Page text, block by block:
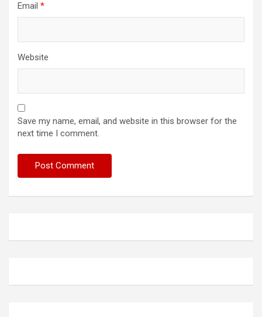
Email *
Website
Save my name, email, and website in this browser for the
next time I comment.